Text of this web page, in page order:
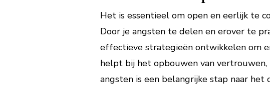
Het is essentieel om open en eerlijk te
Door je angsten te delen en erover te
effectieve strategieën ontwikkelen om
helpt bij het opbouwen van
angsten is een belangrijke stap naar